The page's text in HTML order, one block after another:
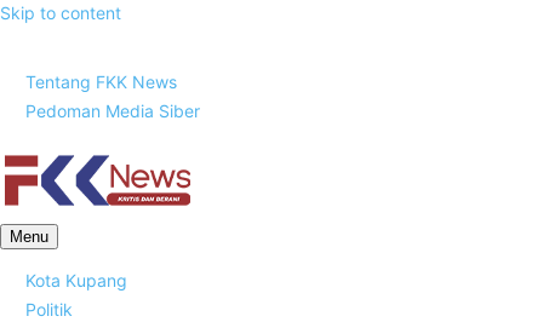
Skip to content
Tentang FKK News
Pedoman Media Siber
FKK News
Menu
Kota Kupang
Politik